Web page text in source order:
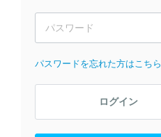
パスワードを忘れた方はこちら
ログイン